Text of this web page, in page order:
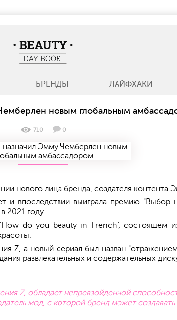
БРЕНДЫ ЛАЙФХАКИ
BeautyDayBook
новым глобальным
710 0
нового лица бренда, создателя контента
и впоследствии выиграла премию "Выбор
2021 году.
do you beauty in French", состоящем
Z, а новый сериал был назван
развлекательных и содержательных
Z, обладает непревзойденной
мод, с которой бренд может